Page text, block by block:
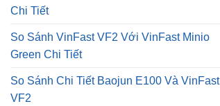
Chi Tiết
So Sánh VinFast VF2 Với VinFast Minio
Green Chi Tiết
So Sánh Chi Tiết Baojun E100 Và VinFast
VF2